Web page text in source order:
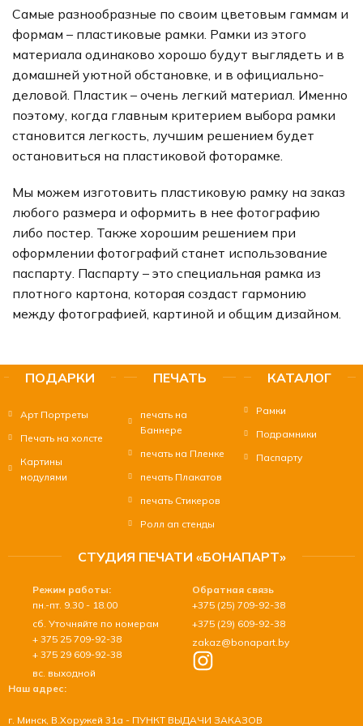
Самые разнообразные по своим цветовым гаммам и
формам – пластиковые рамки. Рамки из этого
материала одинаково хорошо будут выглядеть и в
домашней уютной обстановке, и в официально-
деловой. Пластик – очень легкий материал. Именно
поэтому, когда главным критерием выбора рамки
становится легкость, лучшим решением будет
остановиться на пластиковой фоторамке.
Мы можем изготовить пластиковую рамку на заказ
любого размера и оформить в нее фотографию
либо постер. Также хорошим решением при
оформлении фотографий станет использование
паспарту. Паспарту – это специальная рамка из
плотного картона, которая создаст гармонию
между фотографией, картиной и общим дизайном.
ПОДАРКИ
Арт Портреты
Печать на холсте
Картины
модулями
ПЕЧАТЬ
печать на
Баннере
печать на Пленке
печать Плакатов
печать Стикеров
Ролл ап стенды
КАТАЛОГ
Рамки
Подрамники
Паспарту
СТУДИЯ ПЕЧАТИ «БОНАПАРТ»
Обратная связь
+375 (25) 709-92-38
+375 (29) 609-92-38
zakaz@bonapart.by
Режим работы:
пн.-пт. 9.30 - 18.00
сб. Уточняйте по номерам
+ 375 25 709-92-38
+ 375 29 609-92-38
вс. выходной
Наш адрес:
г. Минск, В.Хоружей 31а - ПУНКТ ВЫДАЧИ ЗАКАЗОВ